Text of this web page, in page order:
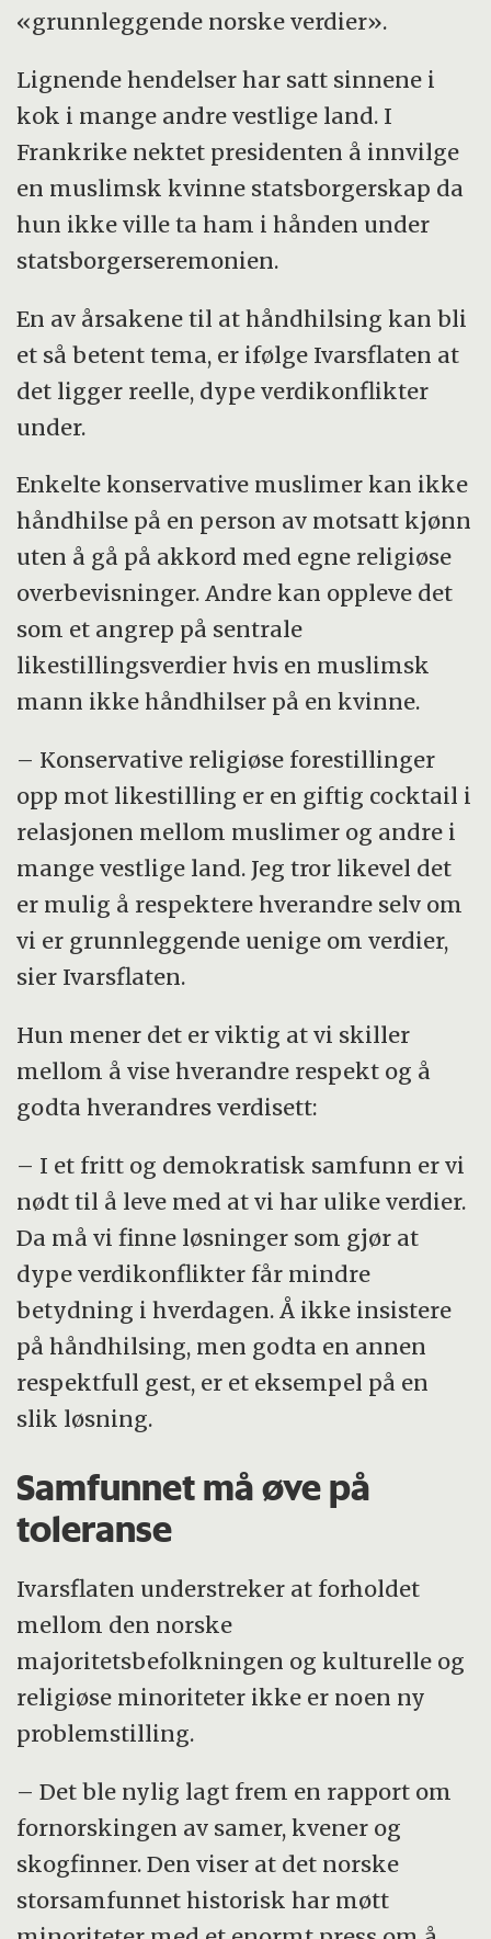
«grunnleggende norske verdier».
Lignende hendelser har satt sinnene i
kok i mange andre vestlige land. I
Frankrike nektet presidenten å innvilge
en muslimsk kvinne statsborgerskap da
hun ikke ville ta ham i hånden under
statsborgerseremonien.
En av årsakene til at håndhilsing kan bli
et så betent tema, er ifølge Ivarsflaten at
det ligger reelle, dype verdikonflikter
under.
Enkelte konservative muslimer kan ikke
håndhilse på en person av motsatt kjønn
uten å gå på akkord med egne religiøse
overbevisninger. Andre kan oppleve det
som et angrep på sentrale
likestillingsverdier hvis en muslimsk
mann ikke håndhilser på en kvinne.
– Konservative religiøse forestillinger
opp mot likestilling er en giftig cocktail i
relasjonen mellom muslimer og andre i
mange vestlige land. Jeg tror likevel det
er mulig å respektere hverandre selv om
vi er grunnleggende uenige om verdier,
sier Ivarsflaten.
Hun mener det er viktig at vi skiller
mellom å vise hverandre respekt og å
godta hverandres verdisett:
– I et fritt og demokratisk samfunn er vi
nødt til å leve med at vi har ulike verdier.
Da må vi finne løsninger som gjør at
dype verdikonflikter får mindre
betydning i hverdagen. Å ikke insistere
på håndhilsing, men godta en annen
respektfull gest, er et eksempel på en
slik løsning.
Samfunnet må øve på
toleranse
Ivarsflaten understreker at forholdet
mellom den norske
majoritetsbefolkningen og kulturelle og
religiøse minoriteter ikke er noen ny
problemstilling.
– Det ble nylig lagt frem en rapport om
fornorskingen av samer, kvener og
skogfinner. Den viser at det norske
storsamfunnet historisk har møtt